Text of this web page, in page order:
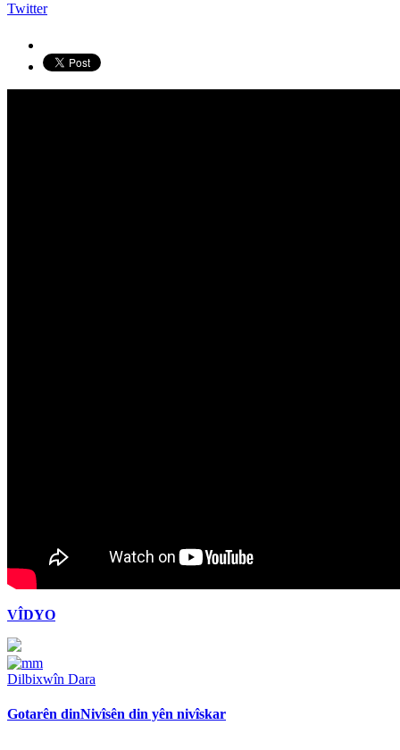
Twitter
VÎDYO
Dilbixwîn Dara
Gotarên dinNivîsên din yên nivîskar